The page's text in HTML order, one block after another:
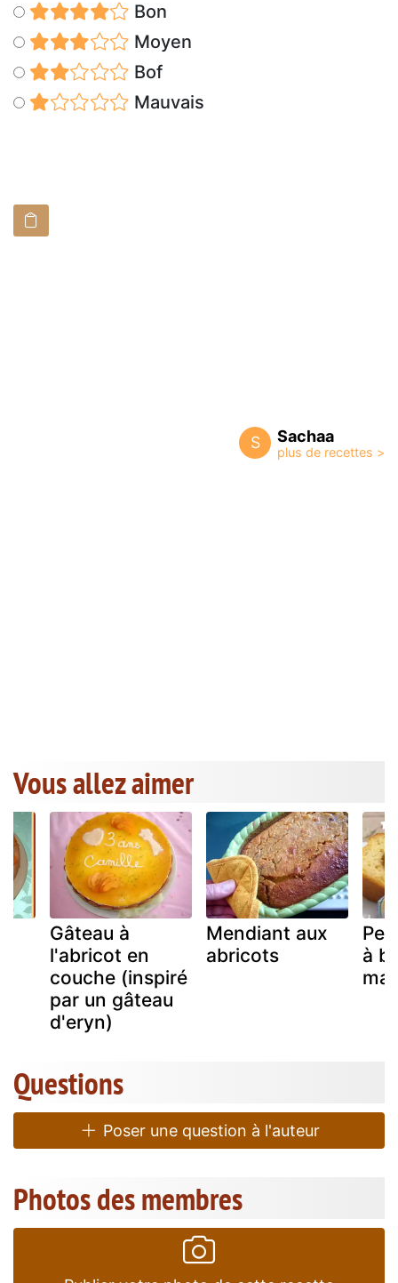
Bon
Moyen
Bof
Mauvais
S Sachaa
Vous allez aimer
Gâteau à
l'abricot en
couche (inspiré
par un gâteau
d'eryn)
Mendiant aux
abricots
à
Questions
Poser une question à l'auteur
Photos des membres